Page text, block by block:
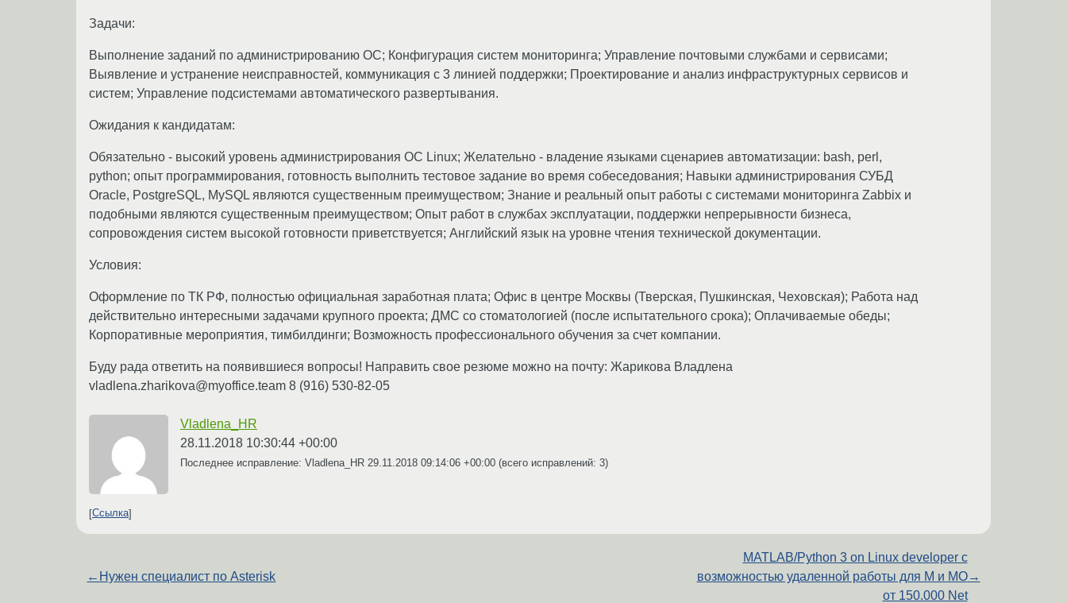
Задачи:
Выполнение заданий по администрированию ОС; Конфигурация систем мониторинга; Управление почтовыми службами и сервисами;
Выявление и устранение неисправностей, коммуникация с 3 линией поддержки; Проектирование и анализ инфраструктурных сервисов и
систем; Управление подсистемами автоматического развертывания.
Ожидания к кандидатам:
Обязательно - высокий уровень администрирования ОС Linux; Желательно - владение языками сценариев автоматизации: bash, perl,
python; опыт программирования, готовность выполнить тестовое задание во время собеседования; Навыки администрирования СУБД
Oracle, PostgreSQL, MySQL являются существенным преимуществом; Знание и реальный опыт работы с системами мониторинга Zabbix и
подобными являются существенным преимуществом; Опыт работ в службах эксплуатации, поддержки непрерывности бизнеса,
сопровождения систем высокой готовности приветствуется; Английский язык на уровне чтения технической документации.
Условия:
Оформление по ТК РФ, полностью официальная заработная плата; Офис в центре Москвы (Тверская, Пушкинская, Чеховская); Работа над
действительно интересными задачами крупного проекта; ДМС со стоматологией (после испытательного срока); Оплачиваемые обеды;
Корпоративные мероприятия, тимбилдинги; Возможность профессионального обучения за счет компании.
Буду рада ответить на появившиеся вопросы! Направить свое резюме можно на почту: Жарикова Владлена
vladlena.zharikova@myoffice.team 8 (916) 530-82-05
Vladlena_HR
28.11.2018 10:30:44 +00:00
Последнее исправление: Vladlena_HR 29.11.2018 09:14:06 +00:00 (всего исправлений: 3)
Ссылка
← Нужен специалист по Asterisk
MATLAB/Python 3 on Linux developer с
возможностью удаленной работы для М и МО
от 150.000 Net
→